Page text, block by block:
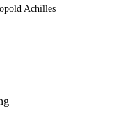
Achilles